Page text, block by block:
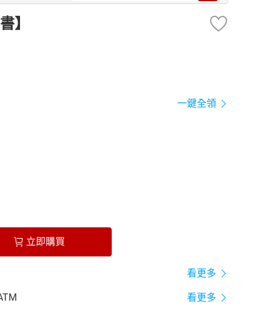
】
一鍵全領
立即購買
看更多
看更多